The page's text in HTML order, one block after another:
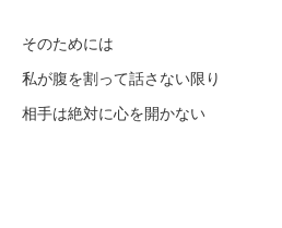
そのためには
私が腹を割って話さない限り
相手は絶対に心を開かない